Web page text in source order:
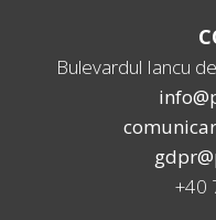
Bulevardul Iancu
+40